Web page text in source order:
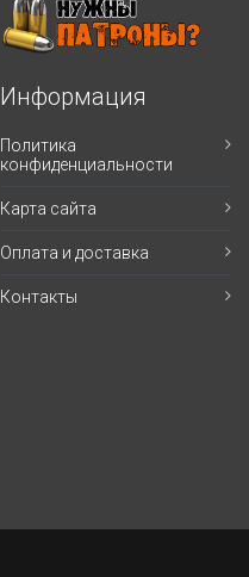
Информация
Политика
конфиденциальности
Карта сайта
Оплата и доставка
Контакты